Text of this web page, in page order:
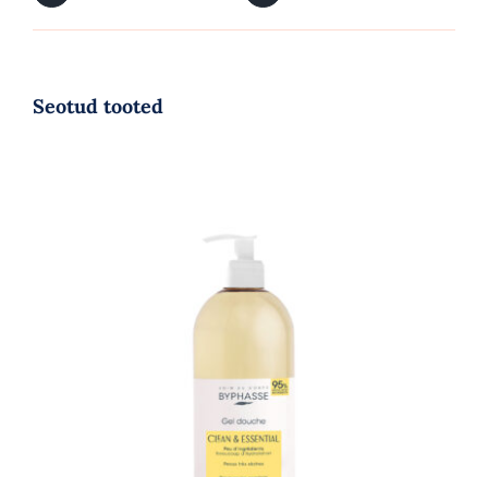
Seotud tooted